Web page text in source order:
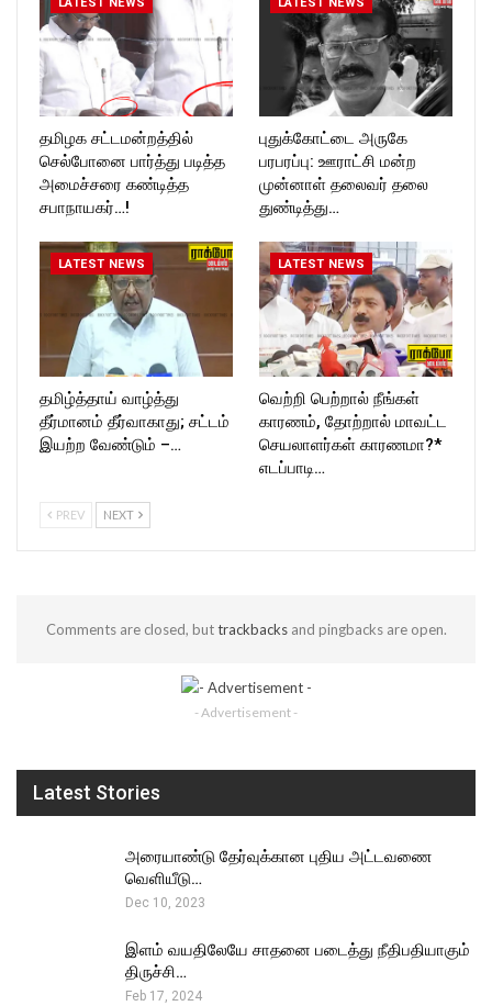
LATEST NEWS
தமிழக சட்டமன்றத்தில்
செல்போனை பார்த்து படித்த
அமைச்சரை கண்டித்த
சபாநாயகர்…!
LATEST NEWS
புதுக்கோட்டை அருகே
பரபரப்பு: ஊராட்சி மன்ற
முன்னாள் தலைவர் தலை
துண்டித்து…
LATEST NEWS
தமிழ்த்தாய் வாழ்த்து
தீர்மானம் தீர்வாகாது; சட்டம்
இயற்ற வேண்டும் –…
LATEST NEWS
வெற்றி பெற்றால் நீங்கள்
காரணம், தோற்றால் மாவட்ட
செயலாளர்கள் காரணமா?*
எடப்பாடி…
PREV NEXT
Comments are closed, buttrackbacksand pingbacks are open.
- Advertisement -
Latest Stories
அரையாண்டு தேர்வுக்கான புதிய அட்டவணை
வெளியீடு…
Dec 10, 2023
இளம் வயதிலேயே சாதனை படைத்து நீதிபதியாகும்
திருச்சி…
Feb 17, 2024